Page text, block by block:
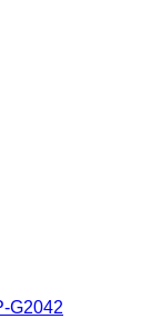
G2042